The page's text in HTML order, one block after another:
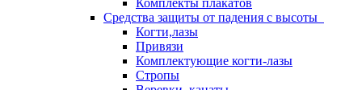
Комплекты плакатов
Средства защиты от падения с высоты
Когти,лазы
Привязи
Комплектующие когти-лазы
Стропы